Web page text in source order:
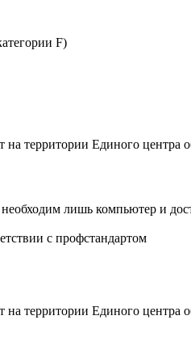
F)
территории Единого центра
лишь компьютер и
с профстандартом
территории Единого центра